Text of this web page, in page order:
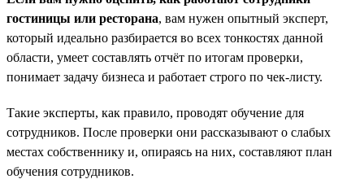
гостиницы или ресторана, вам нужен опытный эксперт,
который идеально разбирается во всех тонкостях данной
области, умеет составлять отчёт по итогам проверки,
понимает задачу бизнеса и работает строго по чек-листу.
Такие эксперты, как правило, проводят обучение для
сотрудников. После проверки они рассказывают о слабых
местах собственнику и, опираясь на них, составляют план
обучения сотрудников.